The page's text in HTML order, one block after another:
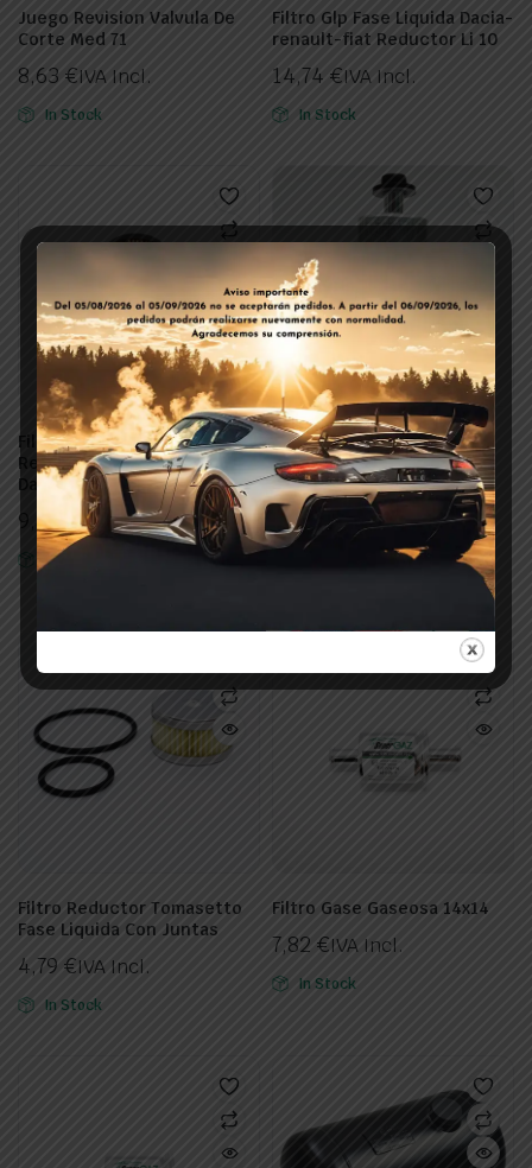
Juego Revision Valvula De
Corte Med 71
8,63 €IVA Incl.
In Stock
Filtro Glp Fase Liquida Dacia-
renault-fiat Reductor Li 10
14,74 €IVA Incl.
In Stock
Filtro Glp Fase Liquida
Reductor Li 10 Fiat Tipo,
Dacia, Renault, Opel
9,89€IVA Incl.
In Stock
Filtro Glp Fase Gaseosa Ufi
Fc-08 Landi Renzo Para
Dacia-renault-fiat Con
Equipo Glp De Fabrica
35,00 IVA Incl.
Filtro Reductor Tomasetto
Fase Liquida Con Juntas
4,79 €IVA Incl.
In Stock
Filtro Gase Gaseosa 14x14
7,82 €IVA Incl.
In Stock